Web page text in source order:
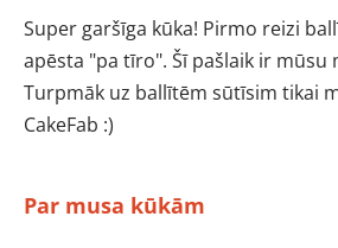
Par musa kūkām
Super garšīga kūka! Pirmo reizi
apēsta "pa tīro". Šī pašlaik ir mūsu
Turpmāk uz ballītēm sūtīsim tikai
CakeFab :)